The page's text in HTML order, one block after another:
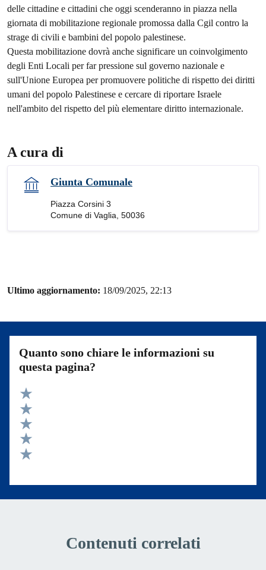
delle cittadine e cittadini che oggi scenderanno in piazza nella
giornata di mobilitazione regionale promossa dalla Cgil contro la
strage di civili e bambini del popolo palestinese.
Questa mobilitazione dovrà anche significare un coinvolgimento
degli Enti Locali per far pressione sul governo nazionale e
sull'Unione Europea per promuovere politiche di rispetto dei diritti
umani del popolo Palestinese e cercare di riportare Israele
nell'ambito del rispetto del più elementare diritto internazionale.
A cura di
Giunta Comunale
Piazza Corsini 3
Comune di Vaglia, 50036
Ultimo aggiornamento: 18/09/2025, 22:13
Quanto sono chiare le informazioni su
questa pagina?
Valuta 5 stelle su 5
Valuta 4 stelle su 5
Valuta 3 stelle su 5
Valuta 2 stelle su 5
Contenuti correlati